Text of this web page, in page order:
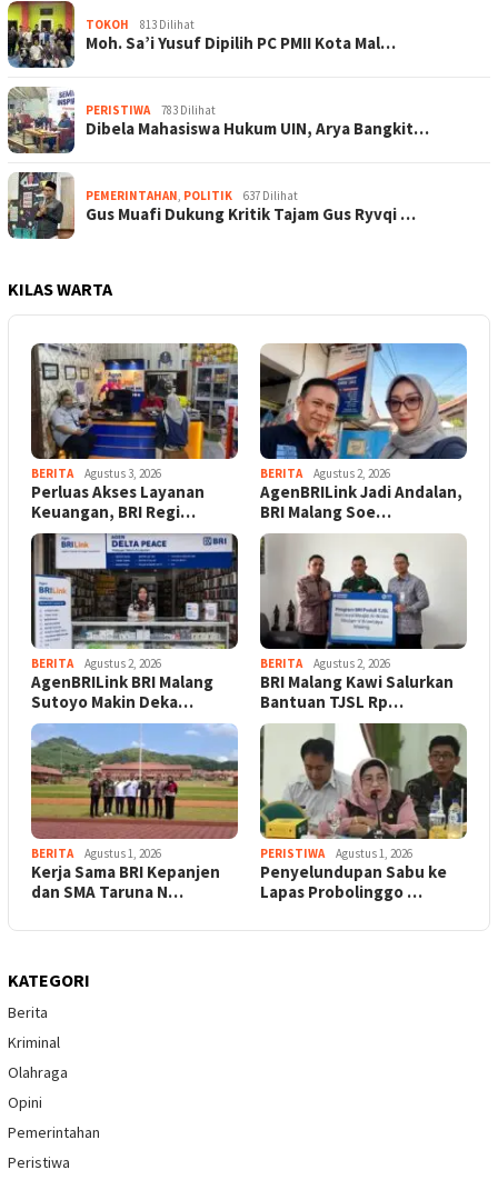
TOKOH 813 Dilihat
Moh. Sa’i Yusuf Dipilih PC PMII Kota Mal…
PERISTIWA 783 Dilihat
Dibela Mahasiswa Hukum UIN, Arya Bangkit…
PEMERINTAHAN, POLITIK 637 Dilihat
Gus Muafi Dukung Kritik Tajam Gus Ryvqi …
KILAS WARTA
BERITA Agustus 3, 2026
Perluas Akses Layanan
Keuangan, BRI Regi…
BERITA Agustus 2, 2026
AgenBRILink Jadi Andalan,
BRI Malang Soe…
BERITA Agustus 2, 2026
AgenBRILink BRI Malang
Sutoyo Makin Deka…
BERITA Agustus 2, 2026
BRI Malang Kawi Salurkan
Bantuan TJSL Rp…
BERITA Agustus 1, 2026
Kerja Sama BRI Kepanjen
dan SMA Taruna N…
PERISTIWA Agustus 1, 2026
Penyelundupan Sabu ke
Lapas Probolinggo …
KATEGORI
Berita
Kriminal
Olahraga
Opini
Pemerintahan
Peristiwa